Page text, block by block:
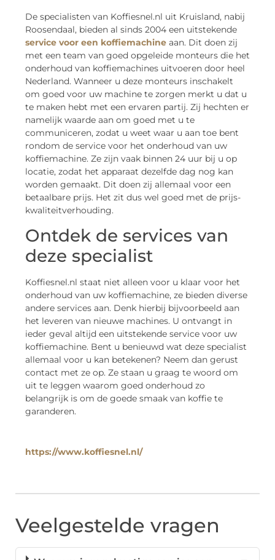
De specialisten van Koffiesnel.nl uit Kruisland, nabij
Roosendaal, bieden al sinds 2004 een uitstekende
service voor een koffiemachine aan. Dit doen zij
met een team van goed opgeleide monteurs die het
onderhoud van koffiemachines uitvoeren door heel
Nederland. Wanneer u deze monteurs inschakelt
om goed voor uw machine te zorgen merkt u dat u
te maken hebt met een ervaren partij. Zij hechten er
namelijk waarde aan om goed met u te
communiceren, zodat u weet waar u aan toe bent
rondom de service voor het onderhoud van uw
koffiemachine. Ze zijn vaak binnen 24 uur bij u op
locatie, zodat het apparaat dezelfde dag nog kan
worden gemaakt. Dit doen zij allemaal voor een
betaalbare prijs. Het zit dus wel goed met de prijs-
kwaliteitverhouding.
Ontdek de services van
deze specialist
Koffiesnel.nl staat niet alleen voor u klaar voor het
onderhoud van uw koffiemachine, ze bieden diverse
andere services aan. Denk hierbij bijvoorbeeld aan
het leveren van nieuwe machines. U ontvangt in
ieder geval altijd een uitstekende service voor uw
koffiemachine. Bent u benieuwd wat deze specialist
allemaal voor u kan betekenen? Neem dan gerust
contact met ze op. Ze staan u graag te woord om
uit te leggen waarom goed onderhoud zo
belangrijk is om de goede smaak van koffie te
garanderen.
https://www.koffiesnel.nl/
Veelgestelde vragen